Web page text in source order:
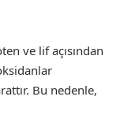
ve lif açısından
Bu nedenle,